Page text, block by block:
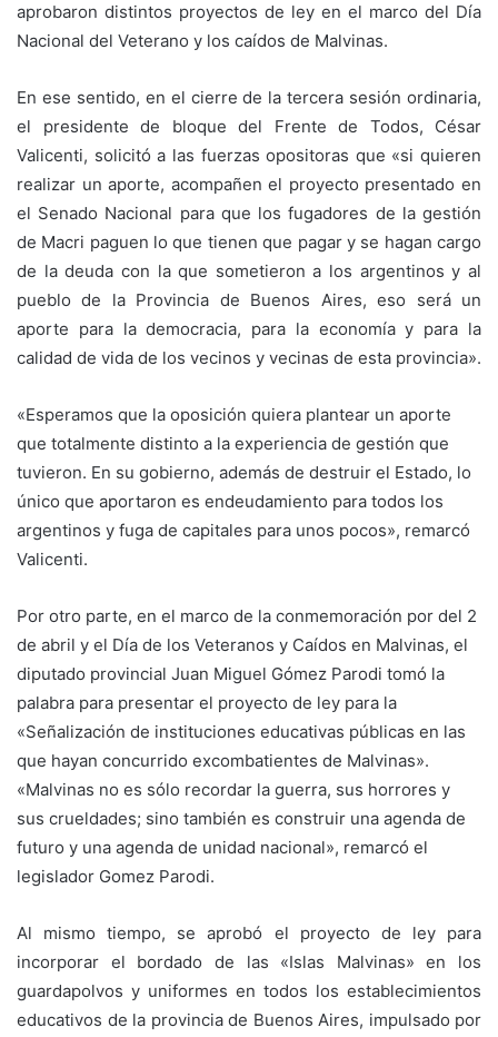
aprobaron distintos proyectos de ley en el marco del Día
Nacional del Veterano y los caídos de Malvinas.
En ese sentido, en el cierre de la tercera sesión ordinaria,
el presidente de bloque del Frente de Todos, César
Valicenti, solicitó a las fuerzas opositoras que «si quieren
realizar un aporte, acompañen el proyecto presentado en
el Senado Nacional para que los fugadores de la gestión
de Macri paguen lo que tienen que pagar y se hagan cargo
de la deuda con la que sometieron a los argentinos y al
pueblo de la Provincia de Buenos Aires, eso será un
aporte para la democracia, para la economía y para la
calidad de vida de los vecinos y vecinas de esta provincia».
«Esperamos que la oposición quiera plantear un aporte
que totalmente distinto a la experiencia de gestión que
tuvieron. En su gobierno, además de destruir el Estado, lo
único que aportaron es endeudamiento para todos los
argentinos y fuga de capitales para unos pocos», remarcó
Valicenti.
Por otro parte, en el marco de la conmemoración por del 2
de abril y el Día de los Veteranos y Caídos en Malvinas, el
diputado provincial Juan Miguel Gómez Parodi tomó la
palabra para presentar el proyecto de ley para la
«Señalización de instituciones educativas públicas en las
que hayan concurrido excombatientes de Malvinas».
«Malvinas no es sólo recordar la guerra, sus horrores y
sus crueldades; sino también es construir una agenda de
futuro y una agenda de unidad nacional», remarcó el
legislador Gomez Parodi.
Al mismo tiempo, se aprobó el proyecto de ley para
incorporar el bordado de las «Islas Malvinas» en los
guardapolvos y uniformes en todos los establecimientos
educativos de la provincia de Buenos Aires, impulsado por